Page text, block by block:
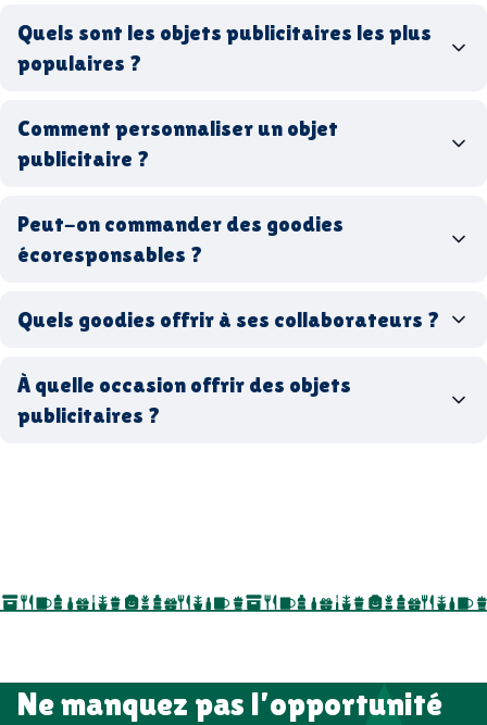
Quels sont les objets publicitaires les plus
populaires ?
stylos personnalisés
tote bags publicitaires
gourdes réutilisables
France Made in Europe goodies hi-tech
Comment personnaliser un objet
publicitaire ?
Peut-on commander des goodies
écoresponsables ?
goodies écologiques
recyclés, fabriqués en France ou en Europe,
biodégradables ou réutilisables
Quels goodies offrir à ses collaborateurs ?
entreprise
goodies utiles au bureau
À quelle occasion offrir des objets
publicitaires ?
salon professionnel
Ne manquez pas l’opportunité